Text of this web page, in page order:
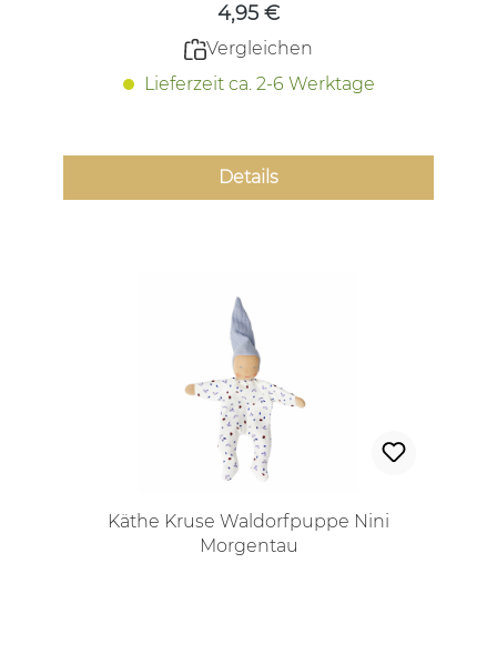
4,95 €
Vergleichen
Lieferzeit ca. 2-6 Werktage
Details
Käthe Kruse Waldorfpuppe Nini
Morgentau